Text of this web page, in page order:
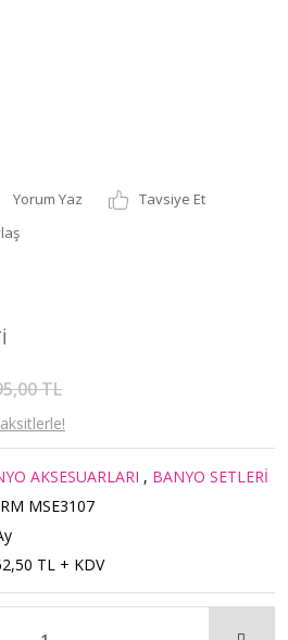
Yorum Yaz
Tavsiye Et
TL
AKSESUARLARI , BANYO SETLERİ
MSE3107
TL + KDV